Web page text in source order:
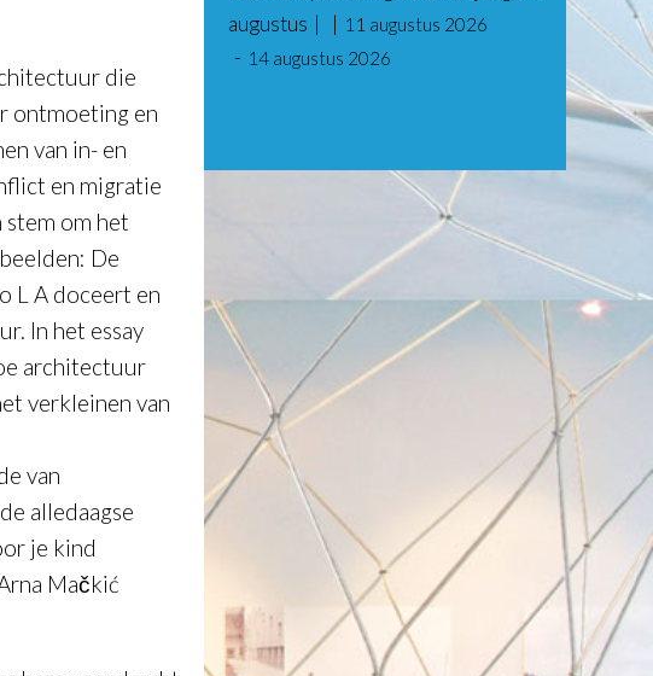
die
ontmoeting en
van in- en
en migratie
om het
De
L A doceert en
In het essay
architectuur
verkleinen van
van
alledaagse
je kind
Mačkić
augustus
11 augustus 2026
14 augustus 2026